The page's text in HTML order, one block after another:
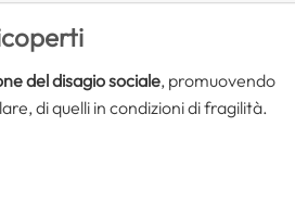
del disagio sociale, promuovendo
di quelli in condizioni di fragilità.